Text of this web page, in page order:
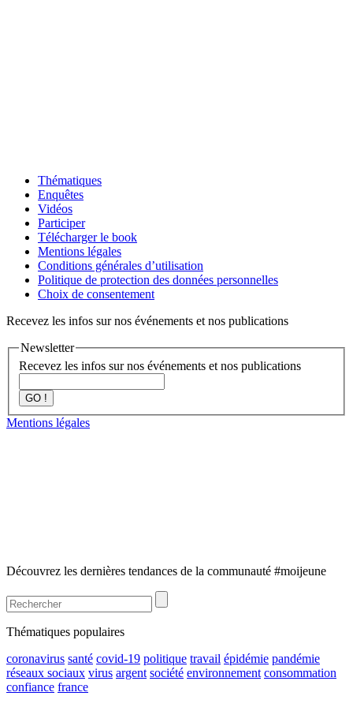
Thématiques
Enquêtes
Vidéos
Participer
Télécharger le book
Mentions légales
Conditions générales d’utilisation
Politique de protection des données personnelles
Choix de consentement
Recevez les infos sur nos événements et nos publications
Newsletter
Recevez les infos sur nos événements et nos publications
GO !
Mentions légales
Découvrez les dernières tendances de la communauté #moijeune
Thématiques populaires
coronavirus santé covid-19 politique travail épidémie pandémie
réseaux sociaux virus argent société environnement consommation
confiance france